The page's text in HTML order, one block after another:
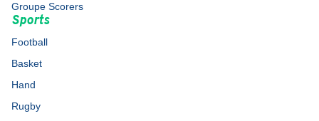
Groupe Scorers
Sports
Football
Basket
Hand
Rugby